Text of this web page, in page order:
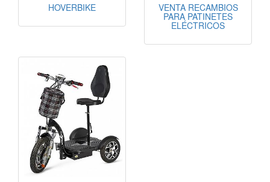
HOVERBIKE VENTA RECAMBIOS
PARA PATINETES
ELÉCTRICOS